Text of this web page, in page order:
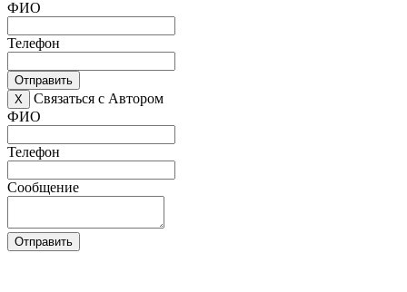
ФИО
Телефон
Отправить
X
Связаться с Автором
ФИО
Телефон
Сообщение
Отправить